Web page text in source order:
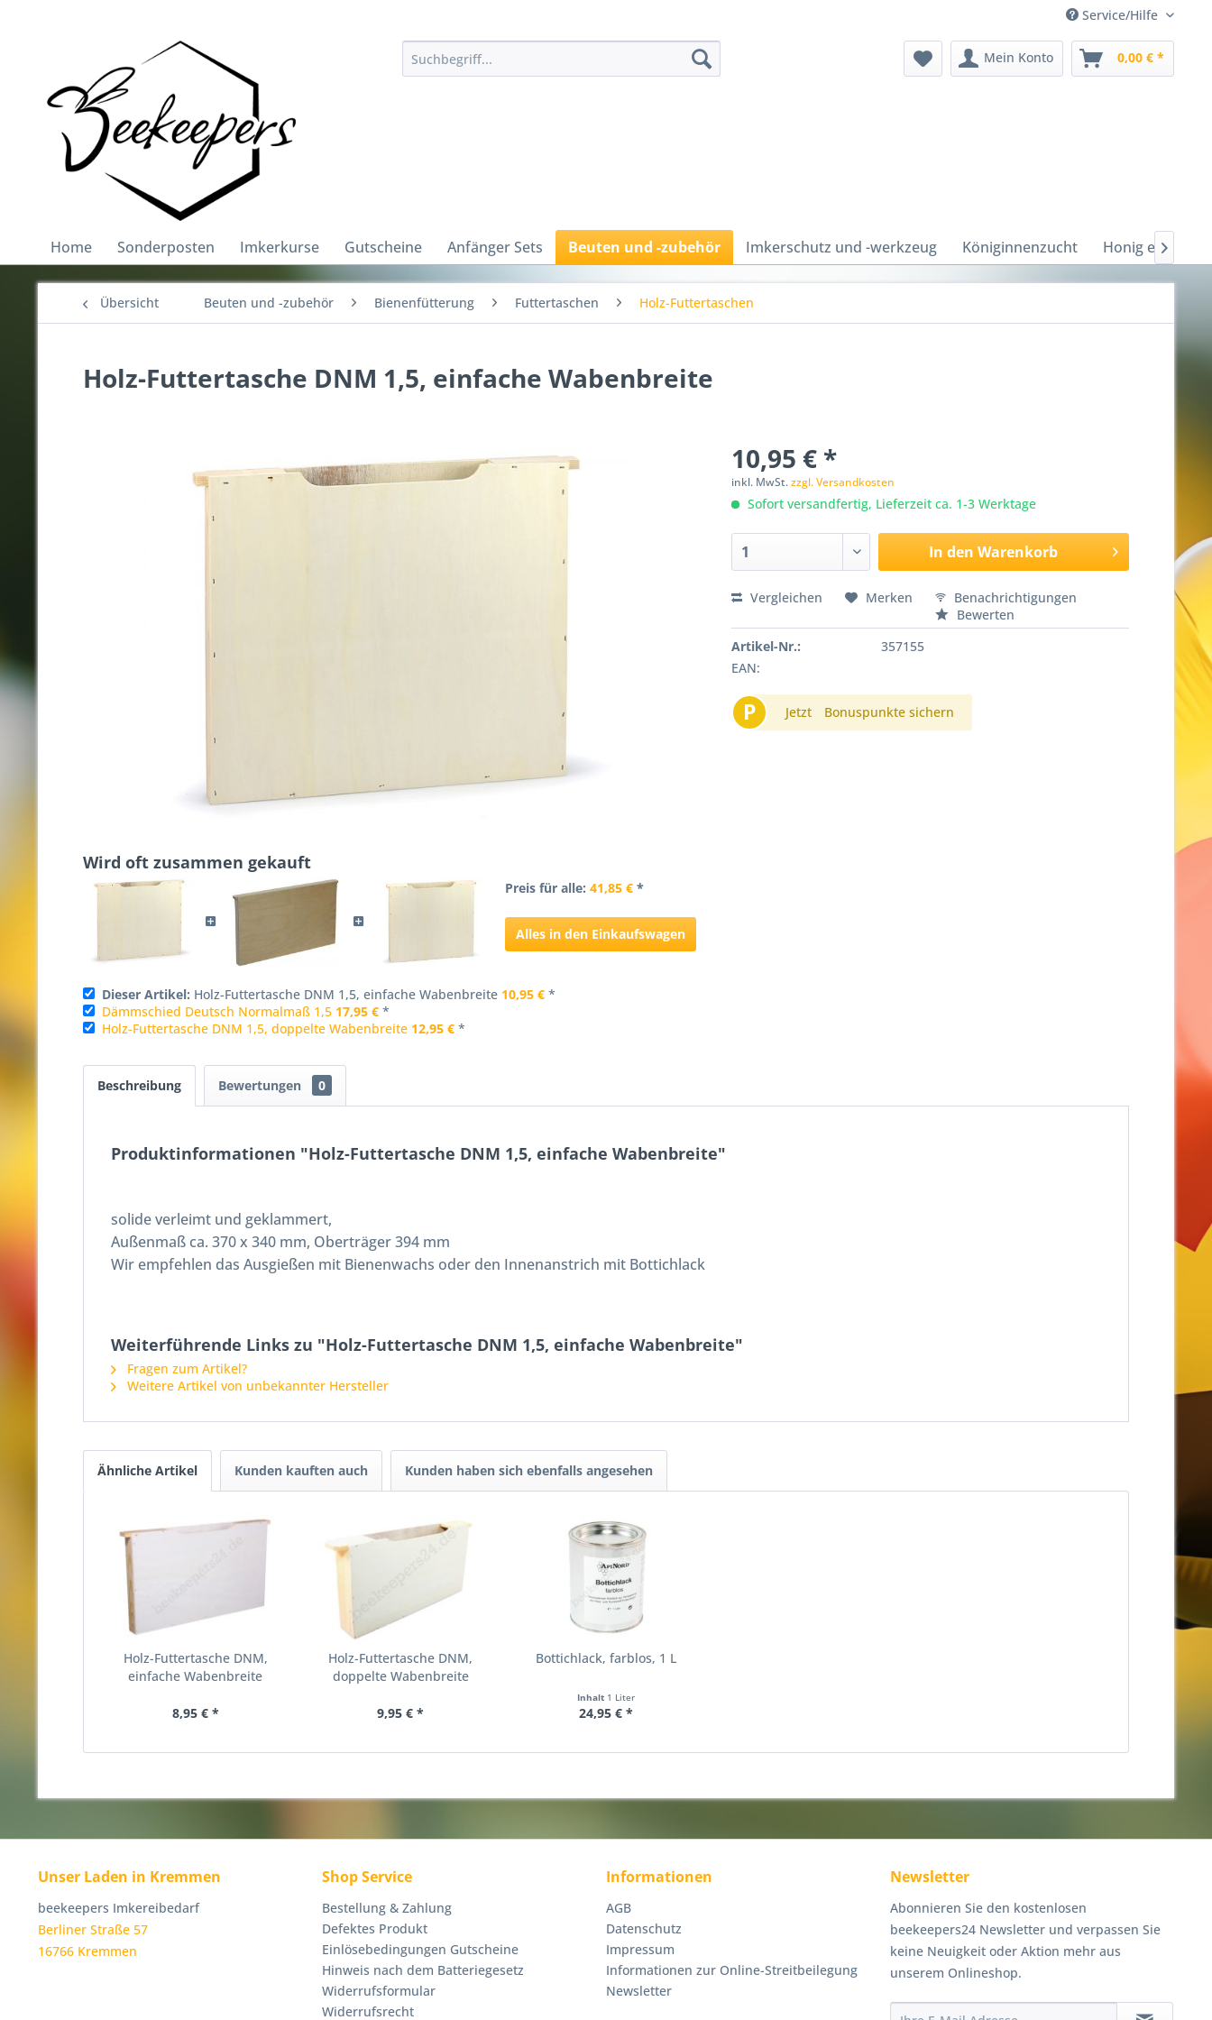
Service/Hilfe
Mein Konto 0,00 € *
Home Sonderposten Imkerkurse Gutscheine Anfänger Sets Beuten und -zubehör Imkerschutz und -werkzeug Königinnenzucht Honig ernten

Übersicht Beuten und -zubehör Bienenfütterung Futtertaschen Holz-Futtertaschen
Holz-Futtertasche DNM 1,5, einfache Wabenbreite
10,95 € *
inkl. MwSt.zzgl. Versandkosten
Sofort versandfertig, Lieferzeit ca. 1-3 Werktage
In den Warenkorb
Vergleichen Merken
Benachrichtigungen
Bewerten
Artikel-Nr.:
357155
EAN:
P Jetzt Bonuspunkte sichern
Wird oft zusammen gekauft
Preis für alle: 41,85 €*
Alles in den Einkaufswagen
Dieser Artikel: Holz-Futtertasche DNM 1,5, einfache Wabenbreite 10,95 € *
Dämmschied Deutsch Normalmaß 1,5 17,95 € *
Holz-Futtertasche DNM 1,5, doppelte Wabenbreite 12,95 € *
Beschreibung Bewertungen 0
Produktinformationen "Holz-Futtertasche DNM 1,5, einfache Wabenbreite"
solide verleimt und geklammert,
Außenmaß ca. 370 x 340 mm, Oberträger 394 mm
Wir empfehlen das Ausgießen mit Bienenwachs oder den Innenanstrich mit Bottichlack
Weiterführende Links zu "Holz-Futtertasche DNM 1,5, einfache Wabenbreite"
Fragen zum Artikel?
Weitere Artikel von unbekannter Hersteller
Ähnliche Artikel Kunden kauften auch Kunden haben sich ebenfalls angesehen
Holz-Futtertasche DNM,
einfache Wabenbreite
8,95 € *
Holz-Futtertasche DNM,
doppelte Wabenbreite
9,95 € *
Bottichlack, farblos, 1 L
Inhalt 1 Liter
24,95 € *
Unser Laden in Kremmen
beekeepers Imkereibedarf
Berliner Straße 57
16766 Kremmen
Shop Service
Bestellung & Zahlung
Defektes Produkt
Einlösebedingungen Gutscheine
Hinweis nach dem Batteriegesetz
Widerrufsformular
Widerrufsrecht
Informationen
AGB
Datenschutz
Impressum
Informationen zur Online-Streitbeilegung
Newsletter
Newsletter
Abonnieren Sie den kostenlosen
beekeepers24 Newsletter und verpassen Sie
keine Neuigkeit oder Aktion mehr aus
unserem Onlineshop.